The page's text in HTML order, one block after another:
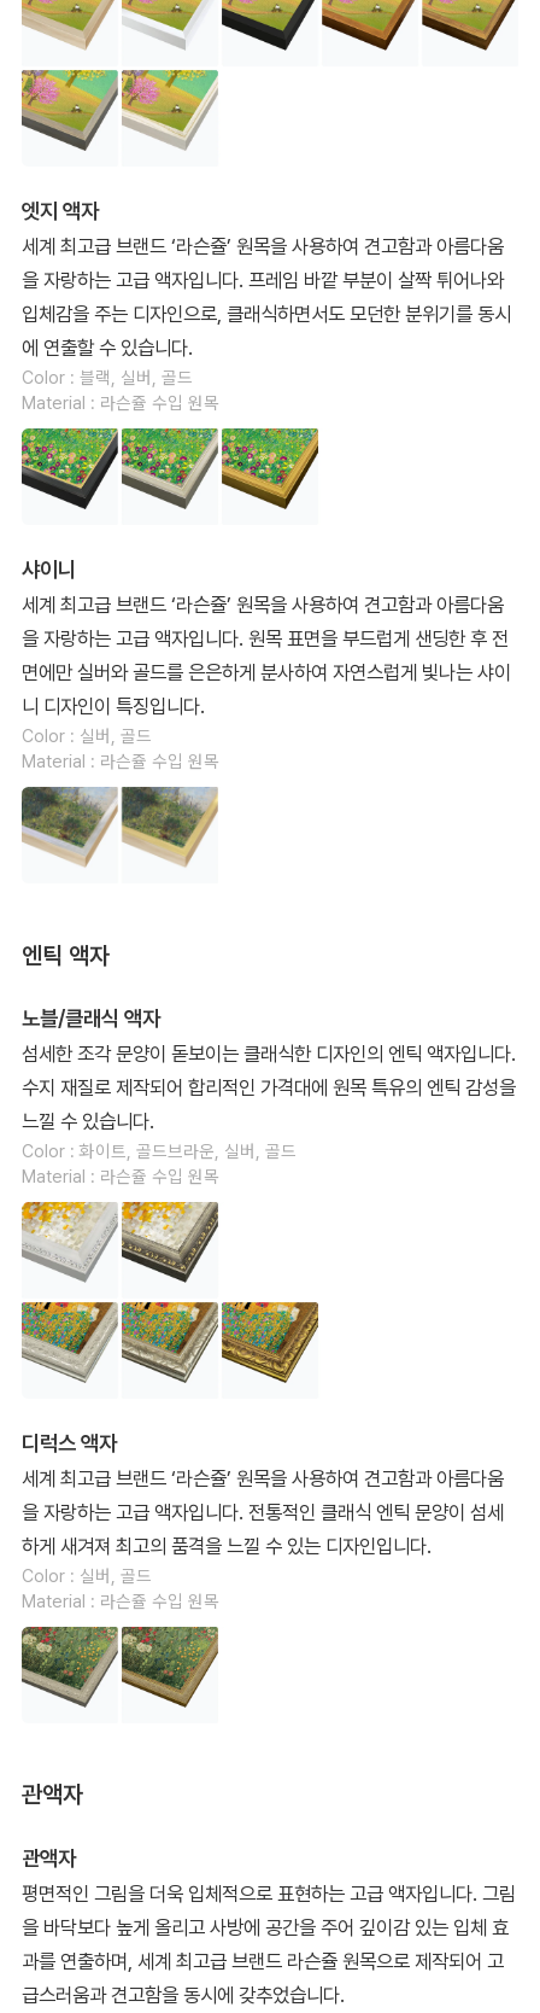
엣지 액자
세계 최고급 브랜드 ‘라슨쥴’ 원목을 사용하여 견고함과 아름다움
을 자랑하는 고급 액자입니다. 프레임 바깥 부분이 살짝 튀어나와
입체감을 주는 디자인으로, 클래식하면서도 모던한 분위기를 동시
에 연출할 수 있습니다.
Color : 블랙, 실버, 골드
Material : 라슨쥴 수입 원목
샤이니
세계 최고급 브랜드 ‘라슨쥴’ 원목을 사용하여 견고함과 아름다움
을 자랑하는 고급 액자입니다. 원목 표면을 부드럽게 샌딩한 후 전
면에만 실버와 골드를 은은하게 분사하여 자연스럽게 빛나는 샤이
니 디자인이 특징입니다.
Color : 실버, 골드
Material : 라슨쥴 수입 원목
엔틱 액자
노블/클래식 액자
섬세한 조각 문양이 돋보이는 클래식한 디자인의 엔틱 액자입니다.
수지 재질로 제작되어 합리적인 가격대에 원목 특유의 엔틱 감성을
느낄 수 있습니다.
Color : 화이트, 골드브라운, 실버, 골드
Material : 라슨쥴 수입 원목
디럭스 액자
세계 최고급 브랜드 ‘라슨쥴’ 원목을 사용하여 견고함과 아름다움
을 자랑하는 고급 액자입니다. 전통적인 클래식 엔틱 문양이 섬세
하게 새겨져 최고의 품격을 느낄 수 있는 디자인입니다.
Color : 실버, 골드
Material : 라슨쥴 수입 원목
관액자
관액자
평면적인 그림을 더욱 입체적으로 표현하는 고급 액자입니다. 그림
을 바닥보다 높게 올리고 사방에 공간을 주어 깊이감 있는 입체 효
과를 연출하며, 세계 최고급 브랜드 라슨쥴 원목으로 제작되어 고
급스러움과 견고함을 동시에 갖추었습니다.